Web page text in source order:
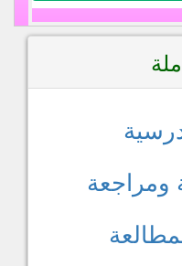
ومراجعة